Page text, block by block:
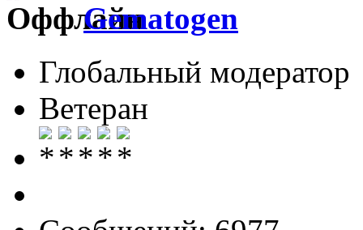
Gematogen
Глобальный модератор
Ветеран